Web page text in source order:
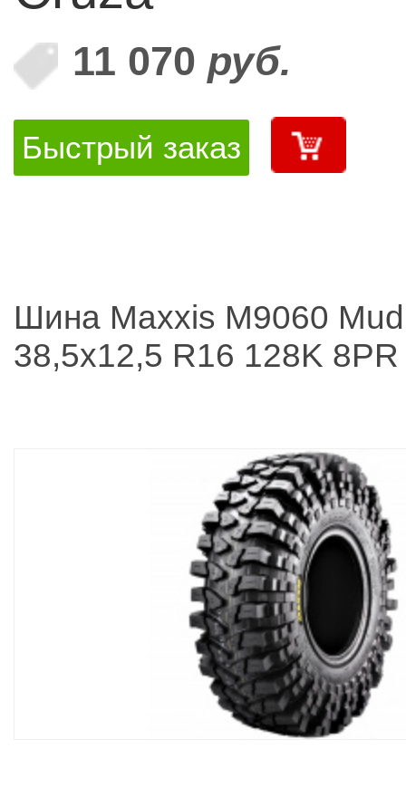
11 070 руб.
Быстрый заказ
Шина Maxxis M9060
38,5x12,5 R16 128K 8PR